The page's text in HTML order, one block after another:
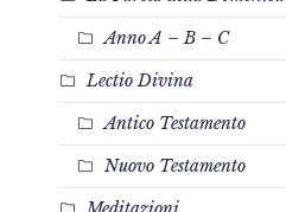
Anno A – B – C
Lectio Divina
Antico Testamento
Nuovo Testamento